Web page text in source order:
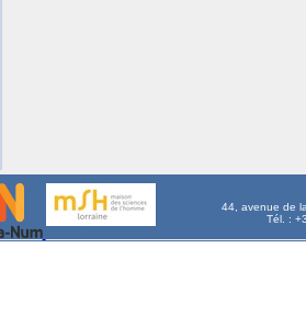
44, avenue de
Tél. :